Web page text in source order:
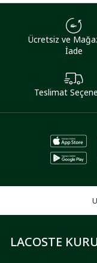
Ücretsiz ve
İade
Teslimat
LACOSTE